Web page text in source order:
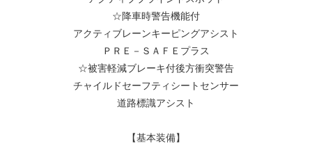
☆降車時警告機能付
アクティブレーンキーピングアシスト
ＰＲＥ－ＳＡＦＥプラス
☆被害軽減ブレーキ付後方衝突警告
チャイルドセーフティシートセンサー
道路標識アシスト
【基本装備】